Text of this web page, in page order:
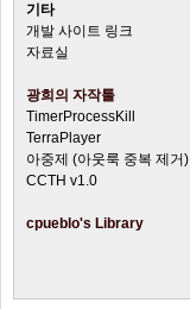
기타
개발 사이트 링크
자료실
광희의 자작툴
TimerProcessKill
TerraPlayer
아중제 (아웃룩 중복 제거)
CCTH v1.0
cpueblo's Library